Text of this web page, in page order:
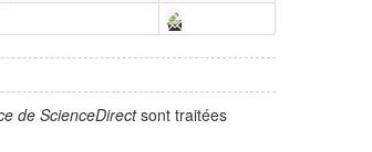
de ScienceDirectsont traitées